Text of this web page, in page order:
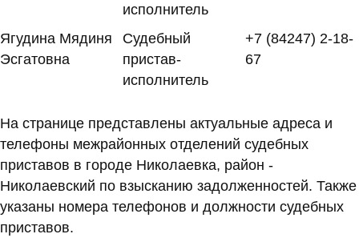
исполнитель
Ягудина Мядиня
Эсгатовна
Судебный
пристав-
исполнитель
+7 (84247) 2-18-
67
На странице представлены актуальные адреса и
телефоны межрайонных отделений судебных
приставов в городе Николаевка, район -
Николаевский по взысканию задолженностей. Также
указаны номера телефонов и должности судебных
приставов.